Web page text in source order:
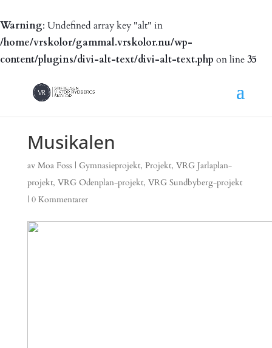
Warning: Undefined array key "alt" in
/home/vrskolor/gammal.vrskolor.nu/wp-
content/plugins/divi-alt-text/divi-alt-text.php on line35
Musikalen
av Moa Foss | Gymnasieprojekt, Projekt, VRG Jarlaplan-
projekt, VRG Odenplan-projekt, VRG Sundbyberg-projekt
| 0 Kommentarer